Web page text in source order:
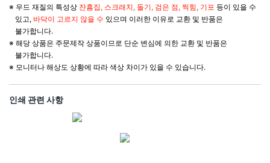
※ 우드 재질의 특성상 잔흠집, 스크래치, 돌기, 검은 점, 찍힘, 기포 등이 있을 수
있고, 바닥이 고르지 않을 수 있으며 이러한 이유로 교환 및 반품은
불가합니다.
※ 해당 상품은 주문제작 상품이므로 단순 변심에 의한 교환 및 반품은
불가합니다.
※ 모니터나 해상도 상황에 따라 색상 차이가 있을 수 있습니다.
인쇄 관련 사항